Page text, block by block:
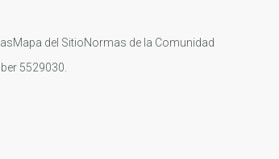
Mapa del SitioNormas de la Comunidad
5529030.